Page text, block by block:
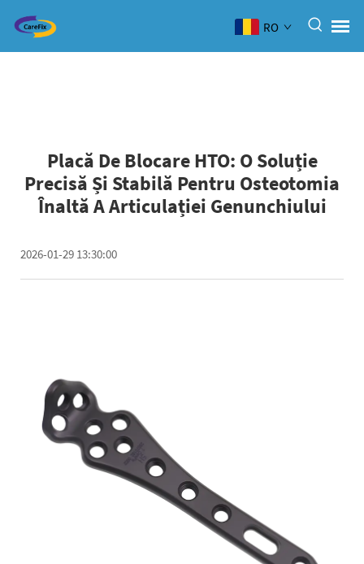
RO
Placă De Blocare HTO: O Soluție
Precisă Și Stabilă Pentru Osteotomia
Înaltă A Articulației Genunchiului
2026-01-29 13:30:00